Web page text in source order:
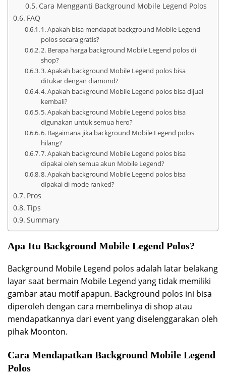
Cara Mengganti Background Mobile Legend Polos
FAQ
1. Apakah bisa mendapat background Mobile Legend
polos secara gratis?
2. Berapa harga background Mobile Legend polos di
shop?
3. Apakah background Mobile Legend polos bisa
ditukar dengan diamond?
4. Apakah background Mobile Legend polos bisa dijual
kembali?
5. Apakah background Mobile Legend polos bisa
digunakan untuk semua hero?
6. Bagaimana jika background Mobile Legend polos
hilang?
7. Apakah background Mobile Legend polos bisa
dipakai oleh semua akun Mobile Legend?
8. Apakah background Mobile Legend polos bisa
dipakai di mode ranked?
Pros
Tips
Summary
Apa Itu Background Mobile Legend Polos?
Background Mobile Legend polos adalah latar belakang
layar saat bermain Mobile Legend yang tidak memiliki
gambar atau motif apapun. Background polos ini bisa
diperoleh dengan cara membelinya di shop atau
mendapatkannya dari event yang diselenggarakan oleh
pihak Moonton.
Cara Mendapatkan Background Mobile Legend
Polos